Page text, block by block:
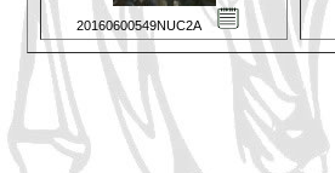
20160600549NUC2A